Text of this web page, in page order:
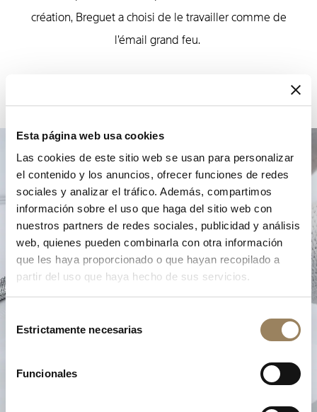
Esta página web usa cookies
Las cookies de este sitio web se usan para personalizar
el contenido y los anuncios, ofrecer funciones de redes
sociales y analizar el tráfico. Además, compartimos
información sobre el uso que haga del sitio web con
nuestros partners de redes sociales, publicidad y análisis
web, quienes pueden combinarla con otra información
que les haya proporcionado o que hayan recopilado a
partir del uso que haya hecho de sus servicios.
Estrictamente necesarias
Funcionales
création, Breguet a choisi de le travailler comme de
l’émail grand feu.